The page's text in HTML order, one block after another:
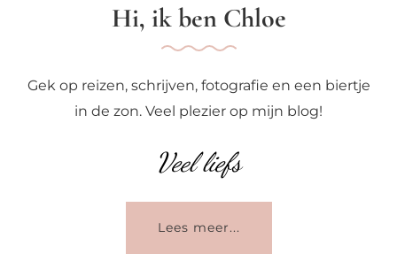
Hi, ik ben Chloe
Gek op reizen, schrijven, fotografie en een biertje
in de zon. Veel plezier op mijn blog!
Veel liefs
Lees meer...